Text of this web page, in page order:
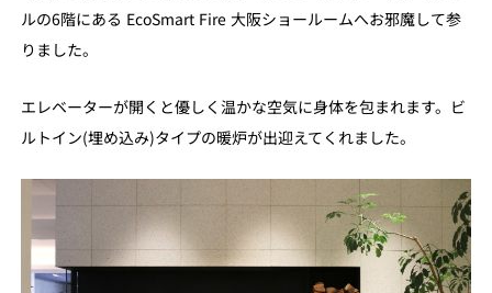
ルの6階にある EcoSmart Fire 大阪ショールームへお邪魔して参
りました。
エレベーターが開くと優しく温かな空気に身体を包まれます。ビ
ルトイン(埋め込み)タイプの暖炉が出迎えてくれました。